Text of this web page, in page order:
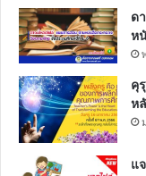
ด
ห
คุ
ห
แ